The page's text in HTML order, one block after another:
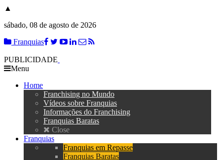
▲
sábado, 08 de agosto de 2026
Franquias
PUBLICIDADE
Menu
Home
Franchising no Mundo
Vídeos sobre Franquias
Informações do Franchising
Franquias Baratas
Close
Franquias
Franquias em Repasse
Franquias Baratas